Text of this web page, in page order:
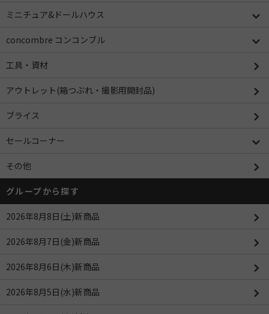
ミニチュア&ドールハウス
concombre コンコンブル
工具・資材
アウトレット(箱つぶれ・撮影用開封品)
ブライス
セールコーナー
その他
グループから探す
2026年8月8日(土)新商品
2026年8月7日(金)新商品
2026年8月6日(木)新商品
2026年8月5日(水)新商品